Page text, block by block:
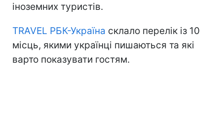
іноземних туристів.
TRAVEL РБК-Україна склало перелік із 10
місць, якими українці пишаються та які
варто показувати гостям.